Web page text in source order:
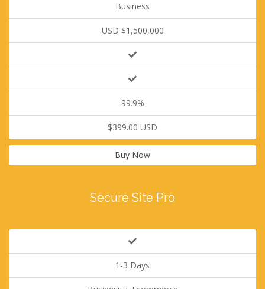
Business
USD $1,500,000
99.9%
$399.00 USD
Buy Now
Secure Site Pro
1-3 Days